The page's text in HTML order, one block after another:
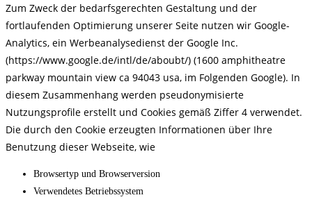
Zum Zweck der bedarfsgerechten Gestaltung und der
fortlaufenden Optimierung unserer Seite nutzen wir Google-
Analytics, ein Werbeanalysedienst der Google Inc.
(https://www.google.de/intl/de/aboubt/) (1600 amphitheatre
parkway mountain view ca 94043 usa, im Folgenden Google). In
diesem Zusammenhang werden pseudonymisierte
Nutzungsprofile erstellt und Cookies gemäß Ziffer 4 verwendet.
Die durch den Cookie erzeugten Informationen über Ihre
Benutzung dieser Webseite, wie
Browsertyp und Browserversion
Verwendetes Betriebssystem